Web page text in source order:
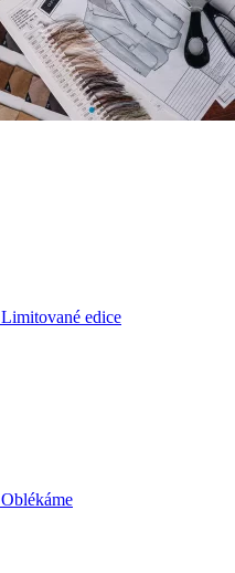
Limitované edice
Oblékáme